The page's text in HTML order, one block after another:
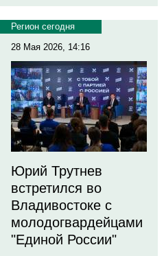
Регион сегодня
28 Мая 2026, 14:16
Юрий Трутнев
встретился во
Владивостоке с
молодогвардейцами
"Единой России"